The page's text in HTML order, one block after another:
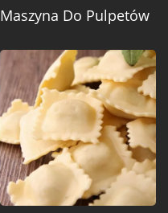
Maszyna Do Pulpetów